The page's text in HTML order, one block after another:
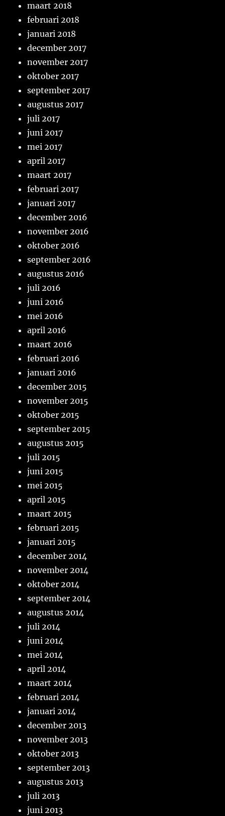
maart 2018
februari 2018
januari 2018
december 2017
november 2017
oktober 2017
september 2017
augustus 2017
juli 2017
juni 2017
mei 2017
april 2017
maart 2017
februari 2017
januari 2017
december 2016
november 2016
oktober 2016
september 2016
augustus 2016
juli 2016
juni 2016
mei 2016
april 2016
maart 2016
februari 2016
januari 2016
december 2015
november 2015
oktober 2015
september 2015
augustus 2015
juli 2015
juni 2015
mei 2015
april 2015
maart 2015
februari 2015
januari 2015
december 2014
november 2014
oktober 2014
september 2014
augustus 2014
juli 2014
juni 2014
mei 2014
april 2014
maart 2014
februari 2014
januari 2014
december 2013
november 2013
oktober 2013
september 2013
augustus 2013
juli 2013
juni 2013